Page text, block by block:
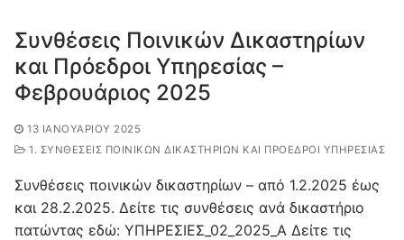
Συνθέσεις Ποινικών Δικαστηρίων
και Πρόεδροι Υπηρεσίας –
Φεβρουάριος 2025
13 ΙΑΝΟΥΑΡΊΟΥ 2025
1. ΣΥΝΘΈΣΕΙΣ ΠΟΙΝΙΚΏΝ ΔΙΚΑΣΤΗΡΊΩΝ ΚΑΙ ΠΡΌΕΔΡΟΙ ΥΠΗΡΕΣΊΑΣ
Συνθέσεις ποινικών δικαστηρίων – από 1.2.2025 έως
και 28.2.2025. Δείτε τις συνθέσεις ανά δικαστήριο
πατώντας εδώ: ΥΠΗΡΕΣΙΕΣ_02_2025_Α Δείτε τις